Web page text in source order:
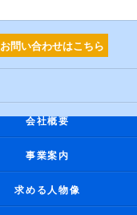
お問い合わせはこちら
会社概要
事業案内
求める人物像